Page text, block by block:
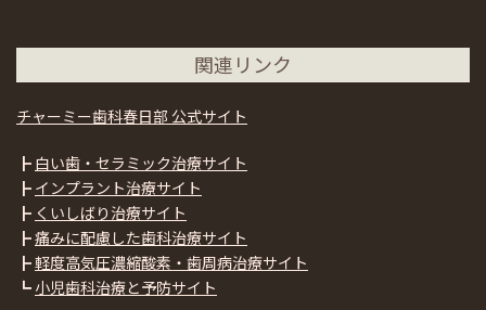
関連リンク
チャーミー歯科春日部 公式サイト
┣ 白い歯・セラミック治療サイト
┣ インプラント治療サイト
┣ くいしばり治療サイト
┣痛みに配慮した歯科治療サイト
┣軽度高気圧濃縮酸素・歯周病治療サイト
┗ 小児歯科治療と予防サイト